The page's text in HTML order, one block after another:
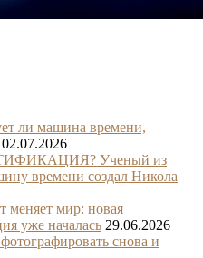
ли машина времени,
02.07.2026
Ученый из
времени создал Никола
меняет мир: новая
уже началась 29.06.2026
снова и